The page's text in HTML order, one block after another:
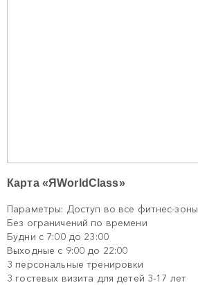
Карта «ЯWorldClass»
Параметры: Доступ во все фитнес-зоны
Без ограничений по времени
Будни с 7:00 до 23:00
Выходные с 9:00 до 22:00
3 персональные тренировки
3 гостевых визита для детей 3-17 лет